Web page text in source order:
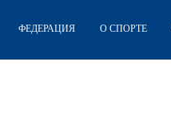
ФЕДЕРАЦИЯ О СПОРТЕ